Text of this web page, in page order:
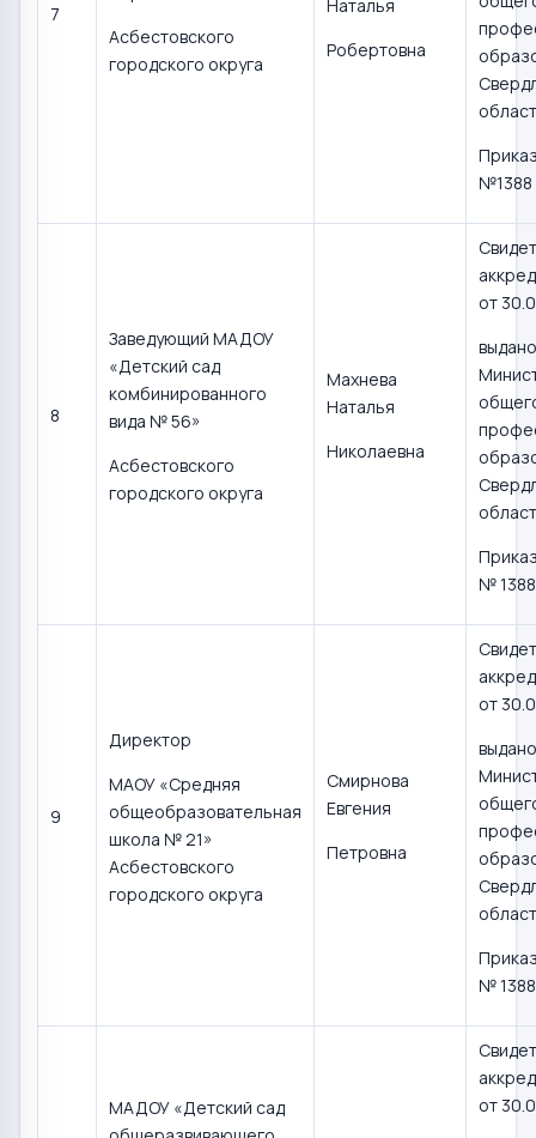
7
Асбестовского
городского округа
Наталья
Робертовна
№1388
8
Заведующий МАДОУ
«Детский сад
комбинированного
вида № 56»
Асбестовского
городского округа
Махнева
Наталья
Николаевна
от
выдано
№
9
Директор
МАОУ «Средняя
общеобразовательная
школа № 21»
Асбестовского
городского округа
Смирнова
Евгения
Петровна
от
выдано
№
МАДОУ «Детский сад
от